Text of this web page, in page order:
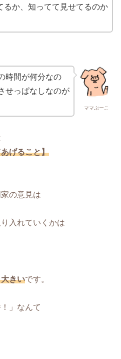
るか、知ってて見せてるのか
ママぶーこ
時間が何分なの
せっぱなしなのが
げること】
の意見は
入れていくかは
きいです。
」なんて